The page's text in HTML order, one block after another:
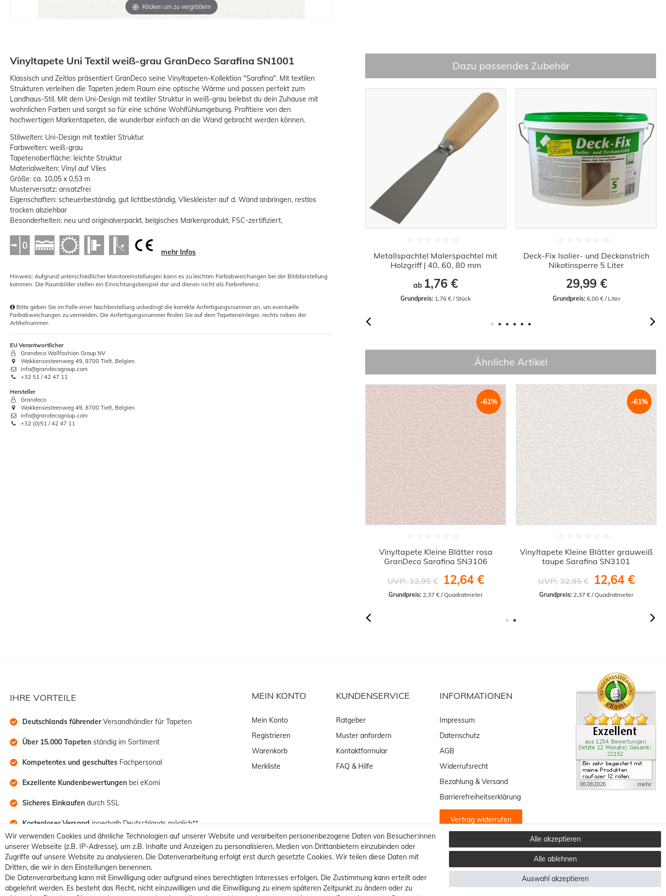
Klicken um zu vergrößern
Vinyltapete Uni Textil weiß-grau GranDeco Sarafina SN1001
Klassisch und Zeitlos präsentiert GranDeco seine Vinyltapeten-Kollektion "Sarafina". Mit textilen
Strukturen verleihen die Tapeten jedem Raum eine optische Wärme und passen perfekt zum
Landhaus-Stil. Mit dem Uni-Design mit textiler Struktur in weiß-grau belebst du dein Zuhause mit
wohnlichen Farben und sorgst so für eine schöne Wohlfühlumgebung. Profitiere von den
hochwertigen Markentapeten, die wunderbar einfach an die Wand gebracht werden können.
Stilwelten: Uni-Design mit textiler Struktur
Farbwelten: weiß-grau
Tapetenoberfläche: leichte Struktur
Materialwelten: Vinyl auf Vlies
Größe: ca. 10,05 x 0,53 m
Musterversatz: ansatzfrei
Eigenschaften: scheuerbeständig, gut lichtbeständig, Vlieskleister auf d. Wand anbringen, restlos
trocken abziehbar
Besonderheiten: neu und originalverpackt, belgisches Markenprodukt, FSC-zertifiziert,
mehr Infos
Hinweis: Aufgrund unterschiedlicher Monitoreinstellungen kann es zu leichten Farbabweichungen bei der Bilddarstellung
kommen. Die Raumbilder stellen ein Einrichtungsbeispiel dar und dienen nicht als Farbreferenz.
Bitte geben Sie im Falle einer Nachbestellung unbedingt die korrekte Anfertigungsnummer an, um eventuelle
Farbabweichungen zu vermeiden. Die Anfertigungsnummer finden Sie auf dem Tapeteneinleger, rechts neben der
Artikelnummer.
EU Verantwortlicher
Grandeco Wallfashion Group NV
Wakkensesteenweg 49, 8700 Tielt, Belgien
info@grandecogroup.com
+32 51 / 42 47 11
Hersteller
Grandeco
Wakkensesteenweg 49, 8700 Tielt, Belgien
info@grandecogroup.com
+32 (0)51 / 42 47 11
Dazu passendes Zubehör
Kleisterroller Farbwalze Maler-Walze
5,03 € 2,88 €
Metallspachtel Malerspachtel mit
Holzgriff | 40, 60, 80 mm
ab 1,76 €
Grundpreis: 1,76 € / Stück
Deck-Fix Isolier- und Deckanstrich
Nikotinsperre 5 Liter
29,99 €
Grundpreis: 6,00 € / Liter
Ähnliche Artikel
-61%
Vinyltapete Kleine Blätter rosa
GranDeco Sarafina SN3106
UVP: 32,95 € 12,64 €
Grundpreis: 2,37 € / Quadratmeter
-61%
Vinyltapete Kleine Blätter grauweiß
taupe Sarafina SN3101
UVP: 32,95 € 12,64 €
Grundpreis: 2,37 € / Quadratmeter
IHRE VORTEILE
Deutschlands führender Versandhändler für Tapeten
Über 15.000 Tapeten ständig im Sortiment
Kompetentes und geschultes Fachpersonal
Exzellente Kundenbewertungen bei eKomi
Sicheres Einkaufen durch SSL
Kostenloser Versand innerhalb Deutschlands möglich**
MEIN KONTO
Mein Konto
Registrieren
Warenkorb
Merkliste
KUNDENSERVICE
Ratgeber
Muster anfordern
Kontaktformular
FAQ & Hilfe
INFORMATIONEN
Impressum
Datenschutz
AGB
Widerrufsrecht
Bezahlung & Versand
Barrierefreiheitserklärung
Vertrag widerrufen
Wir verwenden Cookies und ähnliche Technologien auf unserer Website und verarbeiten personenbezogene Daten von Besucher:innen
unserer Webseite (z.B. IP-Adresse), um z.B. Inhalte und Anzeigen zu personalisieren, Medien von Drittanbietern einzubinden oder
Zugriffe auf unsere Website zu analysieren. Die Datenverarbeitung erfolgt erst durch gesetzte Cookies. Wir teilen diese Daten mit
Dritten, die wir in den Einstellungen benennen.
Die Datenverarbeitung kann mit Einwilligung oder aufgrund eines berechtigten Interesses erfolgen. Die Zustimmung kann erteilt oder
abgelehnt werden. Es besteht das Recht, nicht einzuwilligen und die Einwilligung zu einem späteren Zeitpunkt zu ändern oder zu
Alle akzeptieren
Alle ablehnen
Auswahl akzeptieren